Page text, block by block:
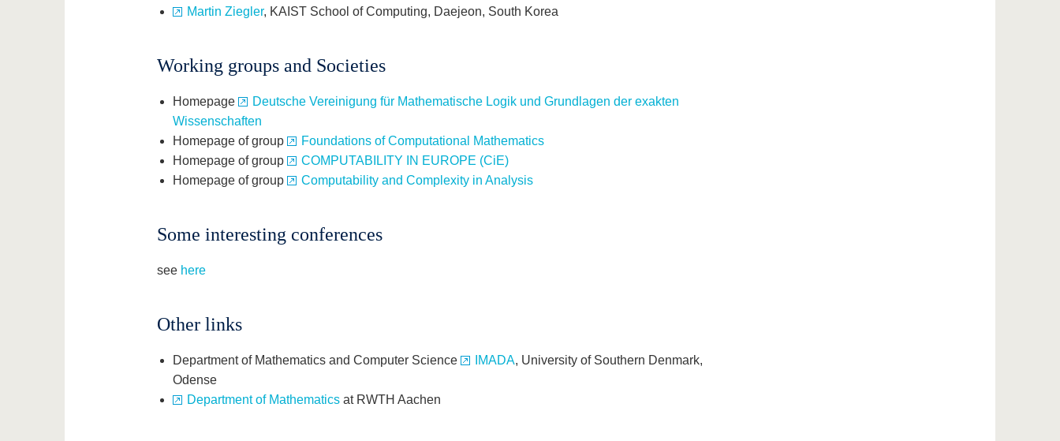
Martin Ziegler, KAIST School of Computing, Daejeon, South Korea
Working groups and Societies
Homepage
Deutsche Vereinigung für Mathematische Logik und Grundlagen der exakten
Wissenschaften
Homepage of group
Foundations of Computational Mathematics
Homepage of group
COMPUTABILITY IN EUROPE (CiE)
Homepage of group
Computability and Complexity in Analysis
Some interesting conferences
see here
Other links
Department of Mathematics and Computer Science IMADA, University of Southern Denmark,
Odense
Department of Mathematicsat RWTH Aachen